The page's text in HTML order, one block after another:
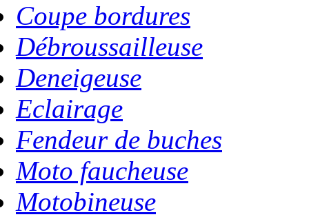
Coupe bordures
Débroussailleuse
Deneigeuse
Eclairage
Fendeur de buches
Moto faucheuse
Motobineuse